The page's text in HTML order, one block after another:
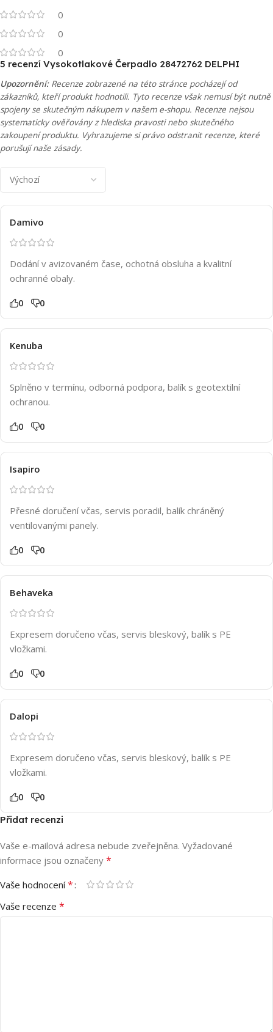
0
0
0
5 recenzí Vysokotlakové Čerpadlo 28472762 DELPHI
Upozornění:Recenze zobrazené na této stránce pocházejí od
zákazníků, kteří produkt hodnotili. Tyto recenze však nemusí být nutně
spojeny se skutečným nákupem v našem e-shopu. Recenze nejsou
systematicky ověřovány z hlediska pravosti nebo skutečného
zakoupení produktu. Vyhrazujeme si právo odstranit recenze, které
porušují naše zásady.
Damivo
Dodání v avizovaném čase, ochotná obsluha a kvalitní
ochranné obaly.
0 0
Kenuba
Splněno v termínu, odborná podpora, balík s geotextilní
ochranou.
0 0
Isapiro
Přesné doručení včas, servis poradil, balík chráněný
ventilovanými panely.
0 0
Behaveka
Expresem doručeno včas, servis bleskový, balík s PE
vložkami.
0 0
Dalopi
Expresem doručeno včas, servis bleskový, balík s PE
vložkami.
0 0
Přidat recenzi
Vaše e-mailová adresa nebude zveřejněna. Vyžadované
informace jsou označeny *
Vaše hodnocení*
Vaše recenze *